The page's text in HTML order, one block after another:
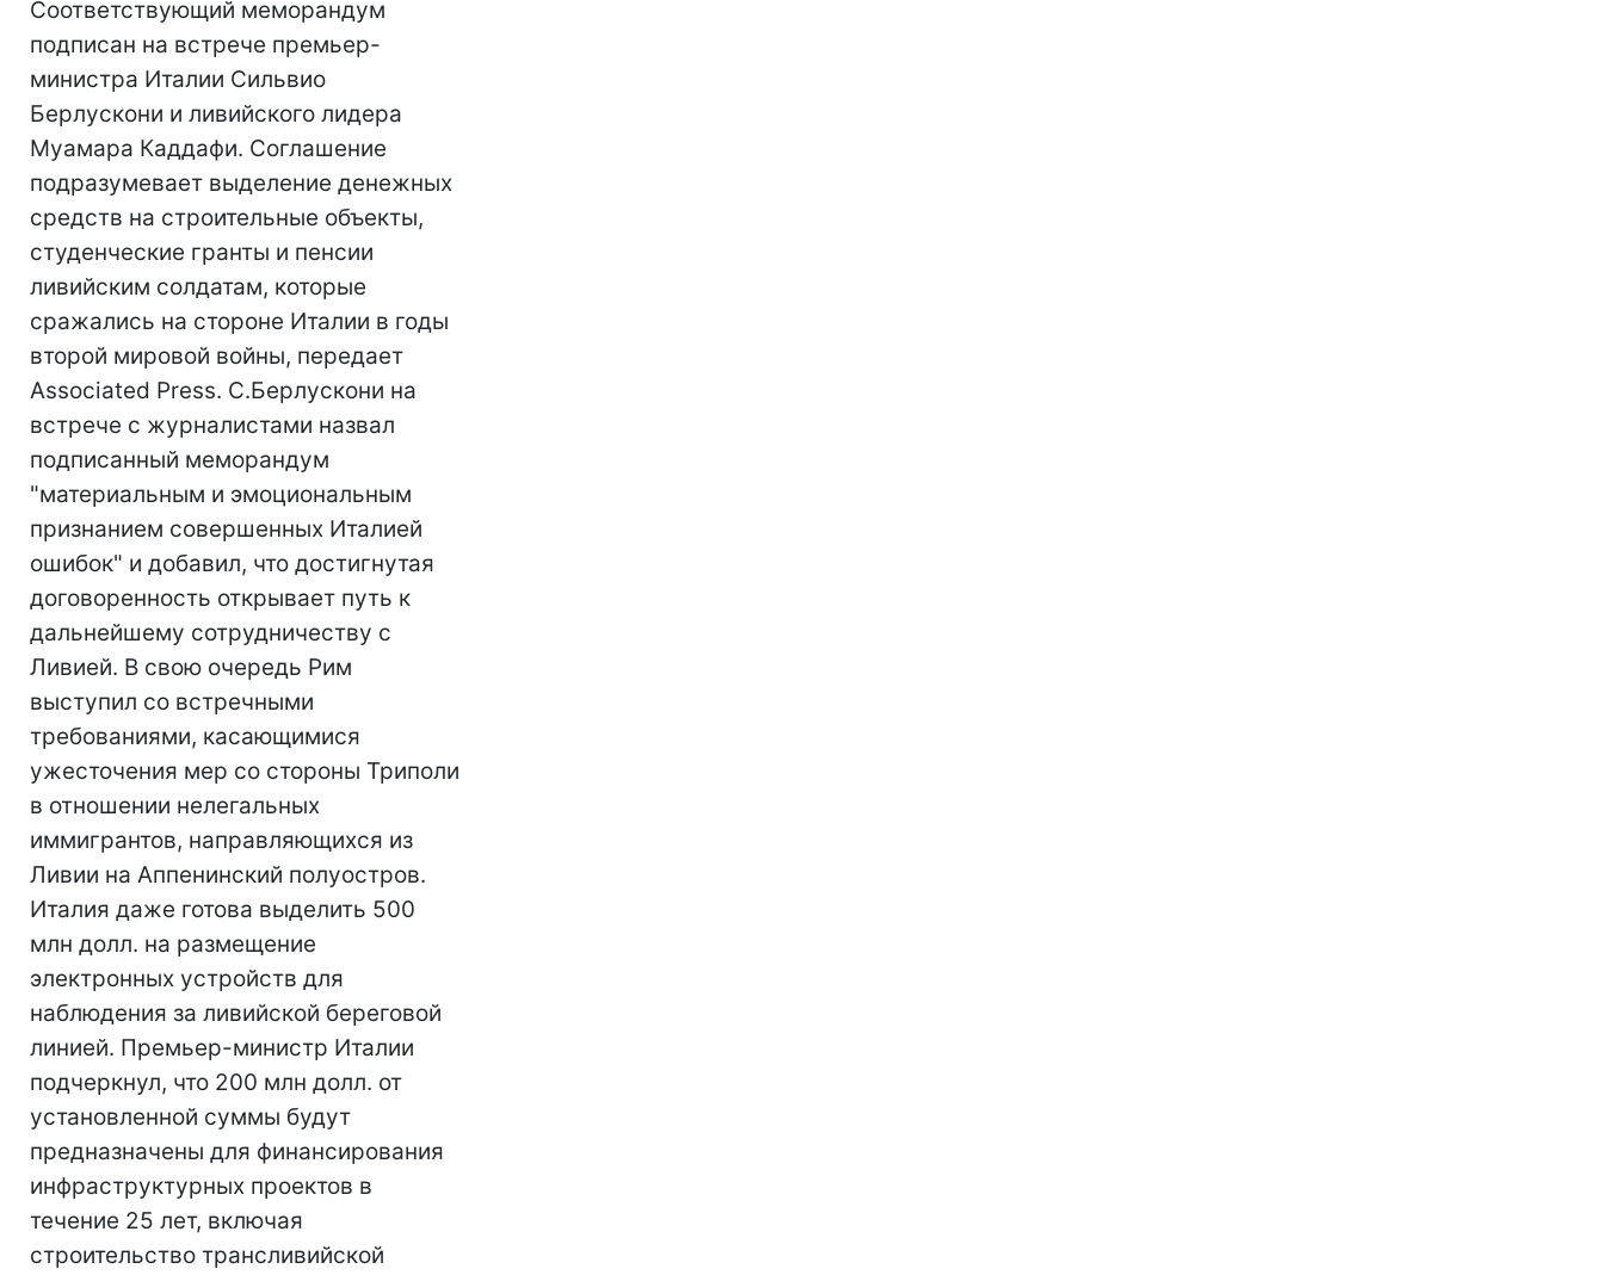
Соответствующий меморандум
подписан на встрече премьер-
министра Италии Сильвио
Берлускони и ливийского лидера
Муамара Каддафи. Соглашение
подразумевает выделение денежных
средств на строительные объекты,
студенческие гранты и пенсии
ливийским солдатам, которые
сражались на стороне Италии в годы
второй мировой войны, передает
Associated Press. С.Берлускони на
встрече с журналистами назвал
подписанный меморандум
"материальным и эмоциональным
признанием совершенных Италией
ошибок" и добавил, что достигнутая
договоренность открывает путь к
дальнейшему сотрудничеству с
Ливией. В свою очередь Рим
выступил со встречными
требованиями, касающимися
ужесточения мер со стороны Триполи
в отношении нелегальных
иммигрантов, направляющихся из
Ливии на Аппенинский полуостров.
Италия даже готова выделить 500
млн долл. на размещение
электронных устройств для
наблюдения за ливийской береговой
линией. Премьер-министр Италии
подчеркнул, что 200 млн долл. от
установленной суммы будут
предназначены для финансирования
инфраструктурных проектов в
течение 25 лет, включая
строительство трансливийской